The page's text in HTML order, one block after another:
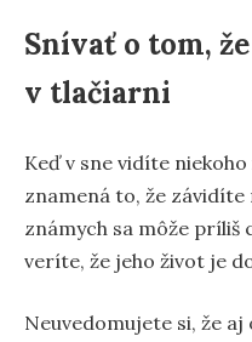
Snívať o tom,
v tlačiarni
Keď v sne vidíte
znamená to, že závidíte
známych sa môže príliš
veríte, že jeho život je
Neuvedomujete si, že